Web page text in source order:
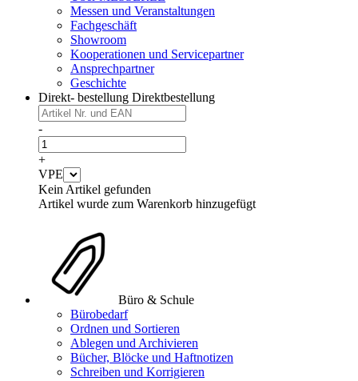
Messen und Veranstaltungen
Fachgeschäft
Showroom
Kooperationen und Servicepartner
Ansprechpartner
Geschichte
Direkt- bestellung Direktbestellung
-
+
VPE
Kein Artikel gefunden
Artikel wurde zum Warenkorb hinzugefügt
Büro & Schule
Bürobedarf
Ordnen und Sortieren
Ablegen und Archivieren
Bücher, Blöcke und Haftnotizen
Schreiben und Korrigieren